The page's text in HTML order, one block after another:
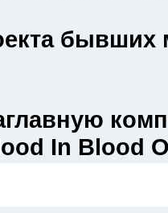
бывших
In Blood